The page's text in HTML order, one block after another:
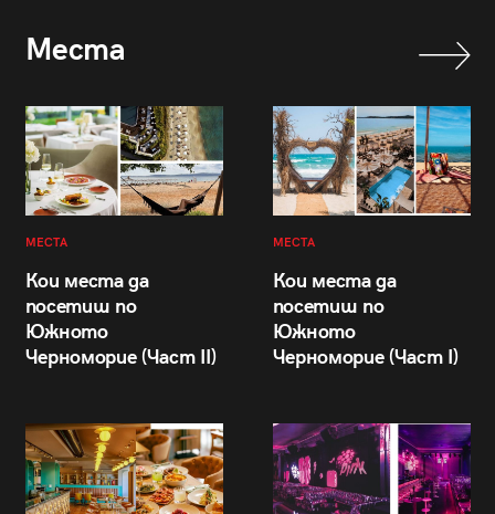
Места
МЕСТА
Кои места да
посетиш по
Южното
Черноморие (Част II)
МЕСТА
Кои места да
посетиш по
Южното
Черноморие (Част I)